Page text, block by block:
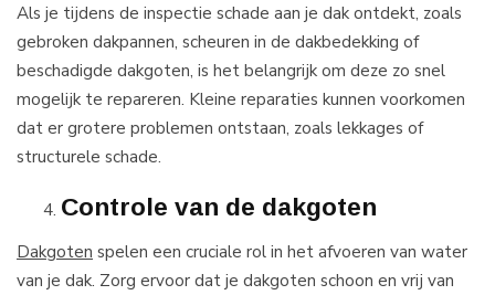
Als je tijdens de inspectie schade aan je dak ontdekt, zoals
gebroken dakpannen, scheuren in de dakbedekking of
beschadigde dakgoten, is het belangrijk om deze zo snel
mogelijk te repareren. Kleine reparaties kunnen voorkomen
dat er grotere problemen ontstaan, zoals lekkages of
structurele schade.
Controle van de dakgoten
Dakgoten spelen een cruciale rol in het afvoeren van water
van je dak. Zorg ervoor dat je dakgoten schoon en vrij van